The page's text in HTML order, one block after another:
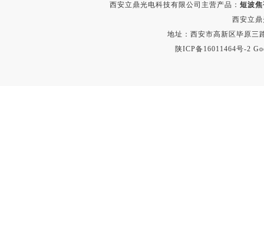
西安立鼎光电科技有限公司主营产品： 短波
西安立
地址：西安市高新区毕原三
陕ICP备16011464号-2